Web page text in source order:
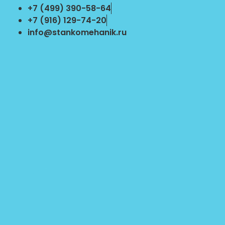
Перейти
содержимому
+7 (499) 390-58-64
+7 (916) 129-74-20
info@stankomehanik.ru